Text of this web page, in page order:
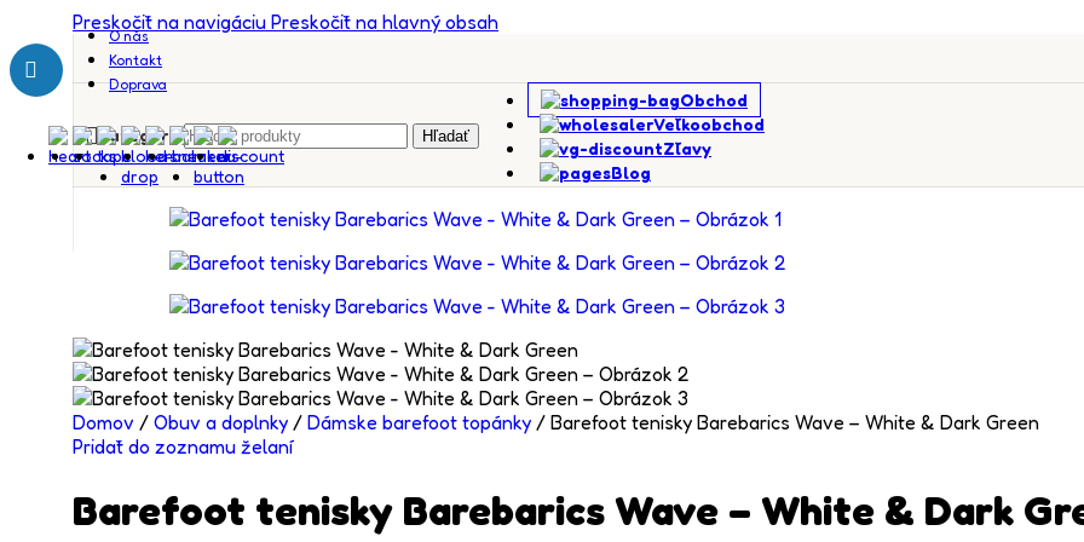
Preskočiť na navigáciu Preskočiť na hlavný obsah
O nás
Kontakt
Doprava
Kategórie Hľadať
Obchod
Veľkoobchod
Zľavy
Blog
Domov / Obuv a doplnky / Dámske barefoot topánky / Barefoot tenisky Barebarics Wave – White & Dark Green
Pridať do zoznamu želaní
Barefoot tenisky Barebarics Wave – White & Dark